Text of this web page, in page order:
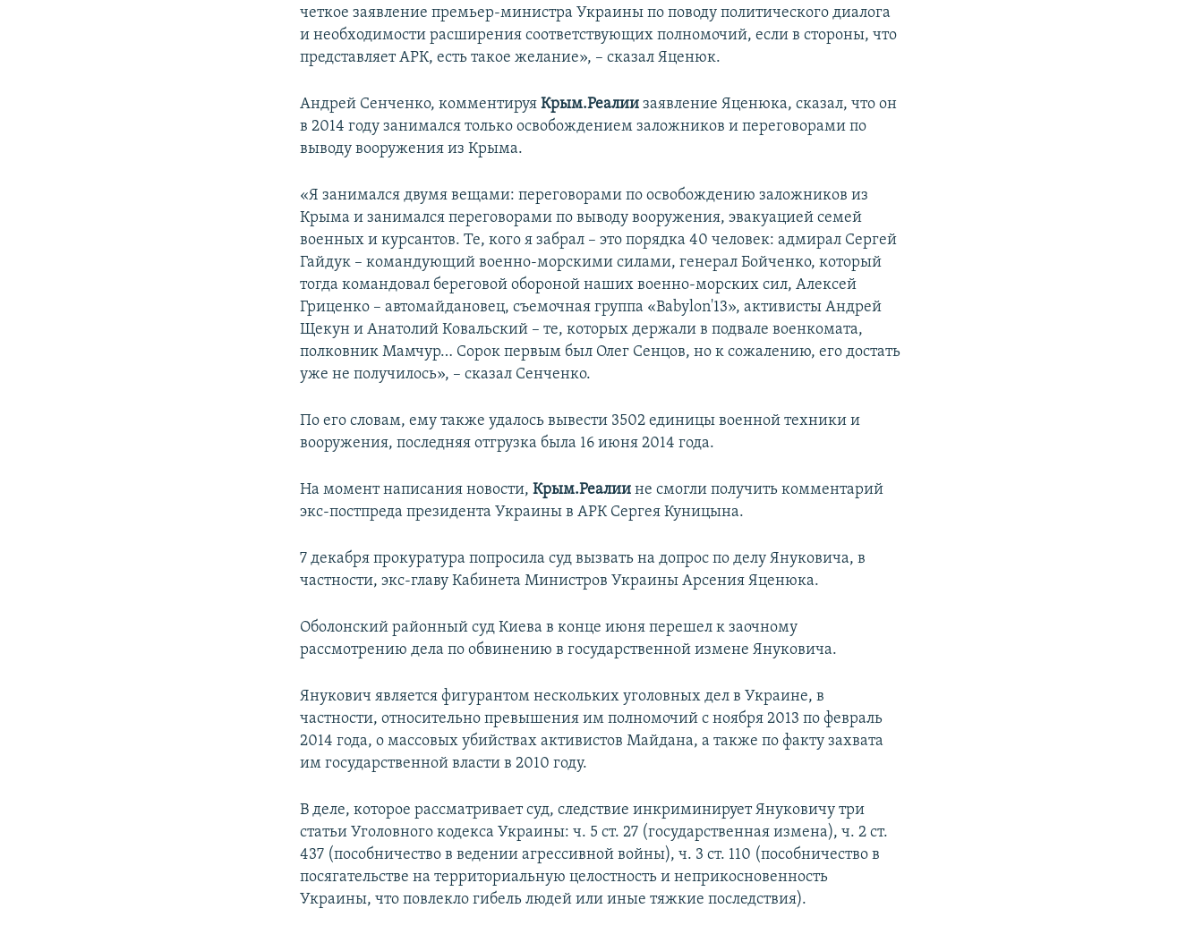
четкое заявление премьер-министра Украины по поводу политического диалога
и необходимости расширения соответствующих полномочий, если в стороны, что
представляет АРК, есть такое желание», – сказал Яценюк.
Андрей Сенченко, комментируяКрым.Реалиизаявление Яценюка, сказал, что он
в 2014 году занимался только освобождением заложников и переговорами по
выводу вооружения из Крыма.
«Я занимался двумя вещами: переговорами по освобождению заложников из
Крыма и занимался переговорами по выводу вооружения, эвакуацией семей
военных и курсантов. Те, кого я забрал – это порядка 40 человек: адмирал Сергей
Гайдук – командующий военно-морскими силами, генерал Бойченко, который
тогда командовал береговой обороной наших военно-морских сил, Алексей
Гриценко – автомайдановец, съемочная группа «Babylon'13», активисты Андрей
Щекун и Анатолий Ковальский – те, которых держали в подвале военкомата,
полковник Мамчур… Сорок первым был Олег Сенцов, но к сожалению, его достать
уже не получилось», – сказал Сенченко.
По его словам, ему также удалось вывести 3502 единицы военной техники и
вооружения, последняя отгрузка была 16 июня 2014 года.
На момент написания новости,Крым.Реалии не смогли получить комментарий
экс-постпреда президента Украины в АРК Сергея Куницына.
7 декабря прокуратура попросила суд вызвать на допрос по делу Януковича, в
частности, экс-главу Кабинета Министров Украины Арсения Яценюка.
Оболонский районный суд Киева в конце июня перешел к заочному
рассмотрению дела по обвинению в государственной измене Януковича.
Янукович является фигурантом нескольких уголовных дел в Украине, в
частности, относительно превышения им полномочий с ноября 2013 по февраль
2014 года, о массовых убийствах активистов Майдана, а также по факту захвата
им государственной власти в 2010 году.
В деле, которое рассматривает суд, следствие инкриминирует Януковичу три
статьи Уголовного кодекса Украины: ч. 5 ст. 27 (государственная измена), ч. 2 ст.
437 (пособничество в ведении агрессивной войны), ч. 3 ст. 110 (пособничество в
посягательстве на территориальную целостность и неприкосновенность
Украины, что повлекло гибель людей или иные тяжкие последствия).